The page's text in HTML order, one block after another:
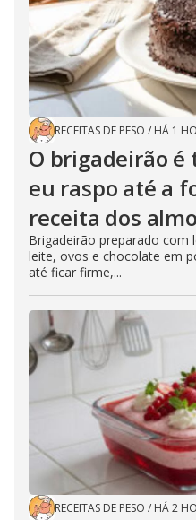
RECEITAS DE PESO / HÁ 1
O brigadeirão é
eu raspo até a
receita dos
Brigadeirão preparado com
leite, ovos e chocolate em
até ficar firme,...
RECEITAS DE PESO / HÁ 2